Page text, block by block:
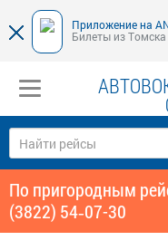
Приложение на
Билеты из
По пригородным
(3822) 54‑07-30